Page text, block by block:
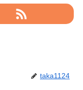
taka1124